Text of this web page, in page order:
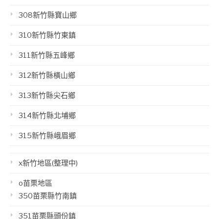
308新竹縣寶山鄉
310新竹縣竹東鎮
311新竹縣五峰鄉
312新竹縣橫山鄉
313新竹縣尖石鄉
314新竹縣北埔鄉
315新竹縣峨眉鄉
x新竹地區(整理中)
o苗栗地區
350苗栗縣竹南鎮
351苗栗縣頭份鎮